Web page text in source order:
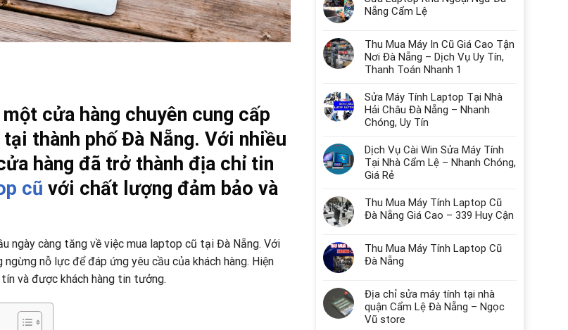
cửa hàng chuyên cung cấp
thành phố Đà Nẵng. Với nhiều
hàng đã trở thành địa chỉ tin
cũ với chất lượng đảm bảo và
ngày càng tăng về việc mua laptop cũ tại Đà Nẵng. Với
nỗ lực để đáp ứng yêu cầu của khách hàng. Hiện
và được khách hàng tin tưởng.
Nẵng Cẩm Lệ
Thu Mua Máy In Cũ Giá Cao Tận
Nơi Đà Nẵng – Dịch Vụ Uy Tín,
Thanh Toán Nhanh 1
Sửa Máy Tính Laptop Tại Nhà
Hải Châu Đà Nẵng – Nhanh
Chóng, Uy Tín
Dịch Vụ Cài Win Sửa Máy Tính
Tại Nhà Cẩm Lệ – Nhanh Chóng,
Giá Rẻ
Thu Mua Máy Tính Laptop Cũ
Đà Nẵng Giá Cao – 339 Huy Cận
Thu Mua Máy Tính Laptop Cũ
Đà Nẵng
Địa chỉ sửa máy tính tại nhà
quận Cẩm Lệ Đà Nẵng – Ngọc
Vũ store